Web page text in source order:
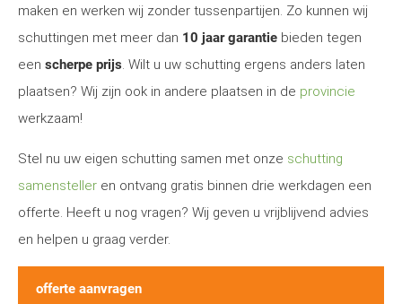
maken en werken wij zonder tussenpartijen. Zo kunnen wij
schuttingen met meer dan 10 jaar garantie bieden tegen
een scherpe prijs. Wilt u uw schutting ergens anders laten
plaatsen? Wij zijn ook in andere plaatsen in de provincie
werkzaam!
Stel nu uw eigen schutting samen met onze schutting
samensteller en ontvang gratis binnen drie werkdagen een
offerte. Heeft u nog vragen? Wij geven u vrijblijvend advies
en helpen u graag verder.
offerte aanvragen